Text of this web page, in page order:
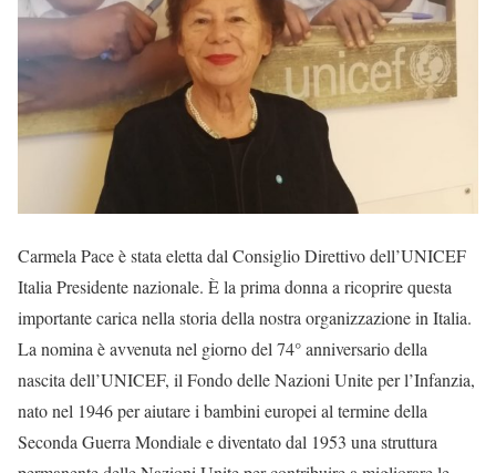
Carmela Pace è stata eletta dal Consiglio Direttivo dell’UNICEF
Italia Presidente nazionale. È la prima donna a ricoprire questa
importante carica nella storia della nostra organizzazione in Italia.
La nomina è avvenuta nel giorno del 74° anniversario della
nascita dell’UNICEF, il Fondo delle Nazioni Unite per l’Infanzia,
nato nel 1946 per aiutare i bambini europei al termine della
Seconda Guerra Mondiale e diventato dal 1953 una struttura